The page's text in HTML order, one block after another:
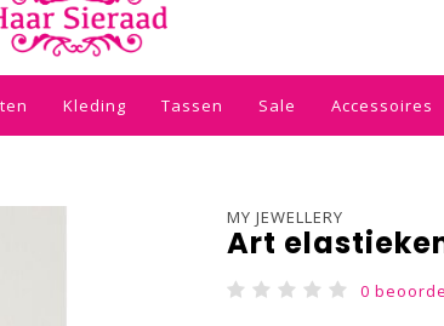
Kleding Tassen Sale Accessoires
MY JEWELLERY
Art
0